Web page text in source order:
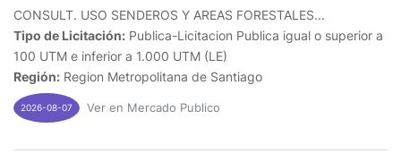
CONSULT. USO SENDEROS Y AREAS FORESTALES...
Tipo de Licitación: Publica-Licitacion Publica igual o superior a
100 UTM e inferior a 1.000 UTM (LE)
Región: Region Metropolitana de Santiago
2026-08-07 Ver en Mercado Publico